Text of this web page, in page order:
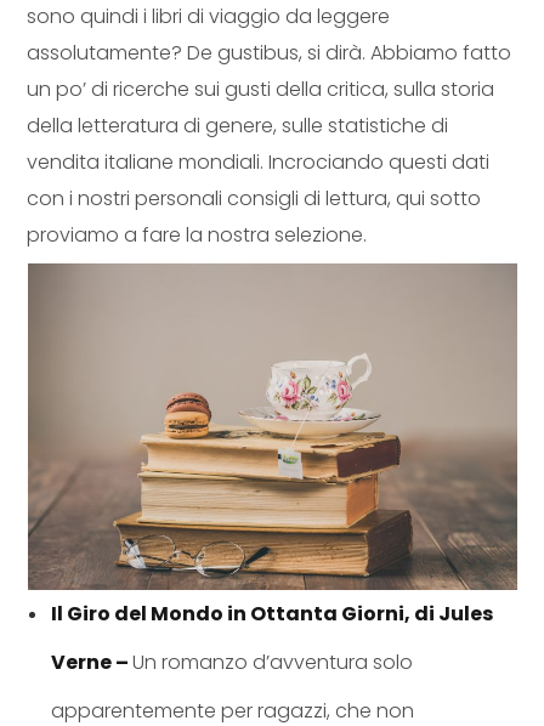
sono quindi i libri di viaggio da leggere
assolutamente? De gustibus, si dirà. Abbiamo fatto
un po’ di ricerche sui gusti della critica, sulla storia
della letteratura di genere, sulle statistiche di
vendita italiane mondiali. Incrociando questi dati
con i nostri personali consigli di lettura, qui sotto
proviamo a fare la nostra selezione.
Il Giro del Mondo in Ottanta Giorni, di Jules
Verne –Un romanzo d’avventura solo
apparentemente per ragazzi, che non